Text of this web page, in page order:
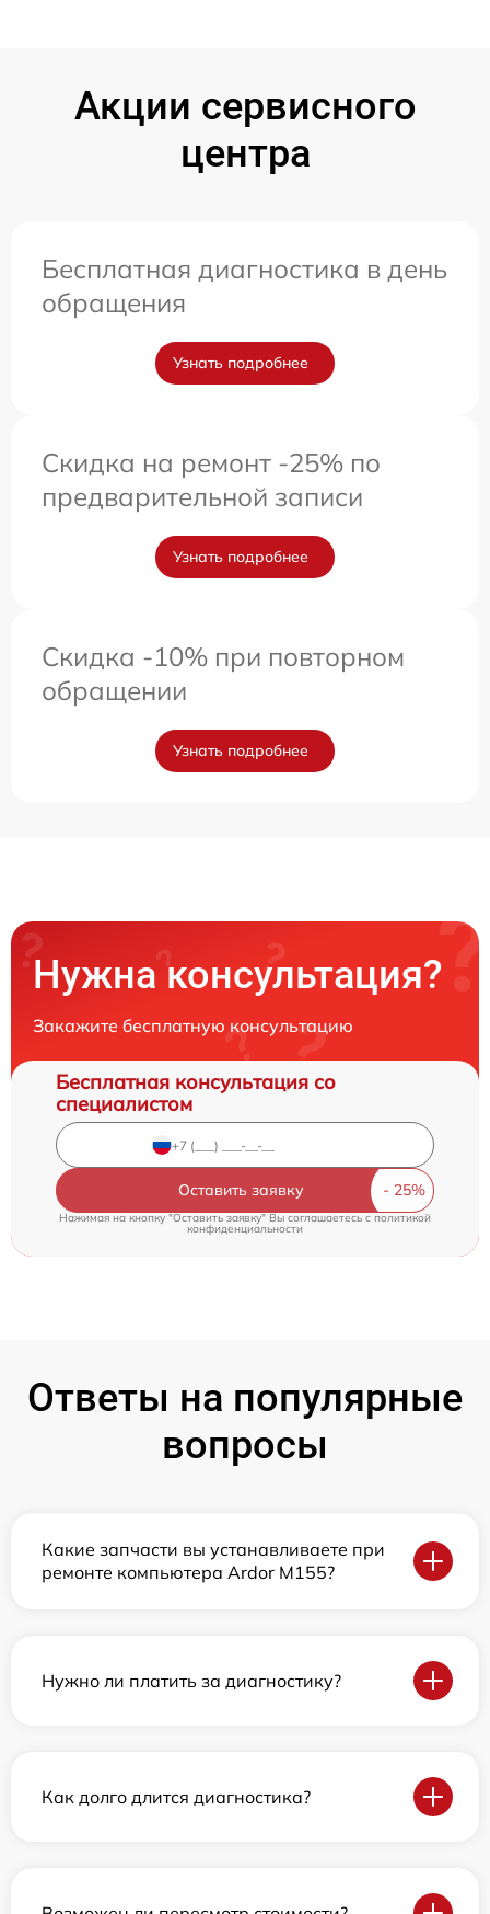
Акции сервисного
центра
Бесплатная диагностика в день
обращения
Узнать подробнее
Скидка на ремонт -25% по
предварительной записи
Узнать подробнее
Скидка -10% при повторном
обращении
Узнать подробнее
Нужна консультация?
Закажите бесплатную консультацию
Бесплатная консультация со
специалистом
Оставить заявку
Нажимая на кнопку "Оставить заявку" Вы соглашаетесь cполитикой
конфиденциальности
Ответы на популярные
вопросы
Какие запчасти вы устанавливаете при
ремонте компьютера Ardor M155?
Нужно ли платить за диагностику?
Как долго длится диагностика?